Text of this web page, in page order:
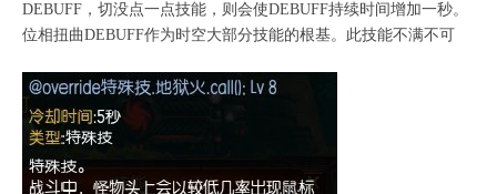
DEBUFF，切没点一点技能，则会使DEBUFF持续时间增加一秒。
位相扭曲DEBUFF作为时空大部分技能的根基。此技能不满不可